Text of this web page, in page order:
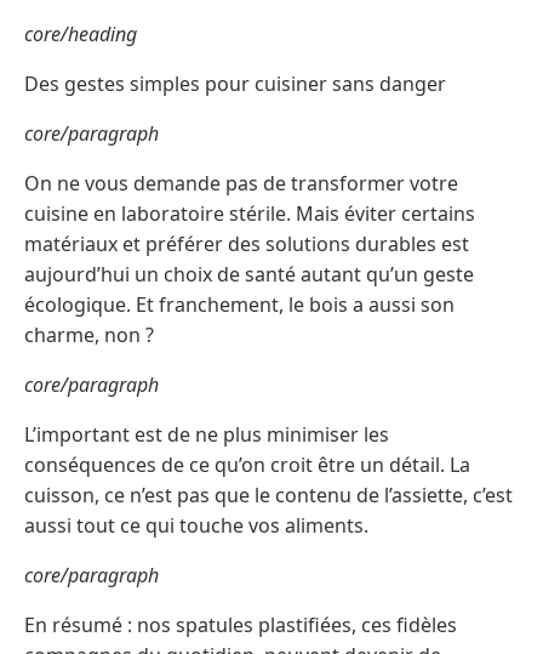
core/heading
Des gestes simples pour cuisiner sans danger
core/paragraph
On ne vous demande pas de transformer votre
cuisine en laboratoire stérile. Mais éviter certains
matériaux et préférer des solutions durables est
aujourd’hui un choix de santé autant qu’un geste
écologique. Et franchement, le bois a aussi son
charme, non ?
core/paragraph
L’important est de ne plus minimiser les
conséquences de ce qu’on croit être un détail. La
cuisson, ce n’est pas que le contenu de l’assiette, c’est
aussi tout ce qui touche vos aliments.
core/paragraph
En résumé : nos spatules plastifiées, ces fidèles